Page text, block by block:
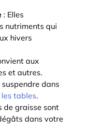
: Elles
nutriments qui
hivers
aux
et autres.
dans
les tables.
de graisse sont
dans votre